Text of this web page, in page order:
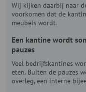
Wij kijken daarbij naar
voorkomen dat de
meubels wordt.
Een kantine wordt
pauzes
Veel bedrijfskantines
eten. Buiten de pauzes
overleg, een interne